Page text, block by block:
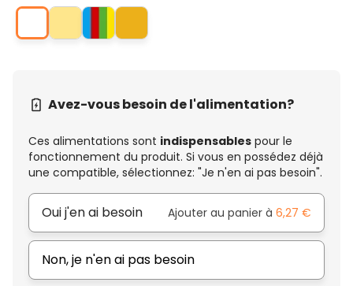
Avez-vous besoin de l'alimentation?
Ces alimentations sont indispensables pour le
fonctionnement du produit. Si vous en possédez déjà
une compatible, sélectionnez: "Je n'en ai pas besoin".
Oui j'en ai besoin Ajouter au panier à 6,27 €
Non, je n'en ai pas besoin